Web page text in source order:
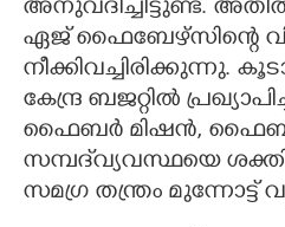
അനുവദിച്ചിട്ടുണ്ട്.
ഏജ് ഫൈബേഴ്സിന്റെ
നീക്കിവച്ചിരിക്കുന്നു.
കേന്ദ്ര ബജറ്റിൽ
ഫൈബർ മിഷൻ,
സമ്പദ്‌വ്യവസ്ഥയെ
സമഗ്ര തന്ത്രം മുന്നോട്ട്